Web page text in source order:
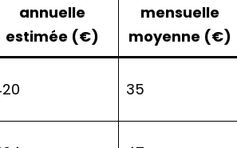
annuelle
estimée (€)
mensuelle
moyenne (€)
35